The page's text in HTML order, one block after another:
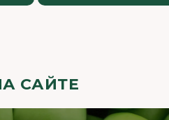
САЙТЕ